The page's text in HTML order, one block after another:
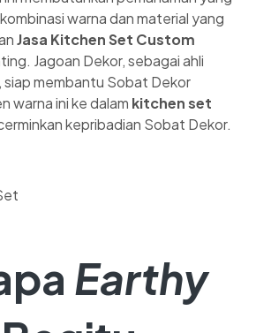
warna dan material yang
Jasa Kitchen Set Custom
Jagoan Dekor, sebagai ahli
siap membantu Sobat Dekor
warna ini ke dalam kitchen set
kepribadian Sobat Dekor.
Earthy